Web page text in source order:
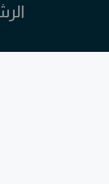
الرشيدية